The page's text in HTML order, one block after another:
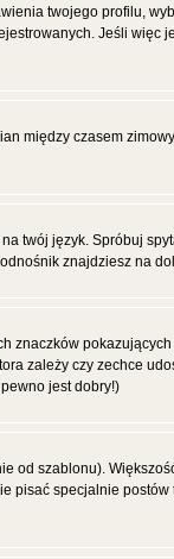
twojego profilu,
Jeśli więc
między czasem
twój język. Spróbuj
znajdziesz na
znaczków
zależy czy zechce
jest dobry!)
od szablonu).
pisać specjalnie postów